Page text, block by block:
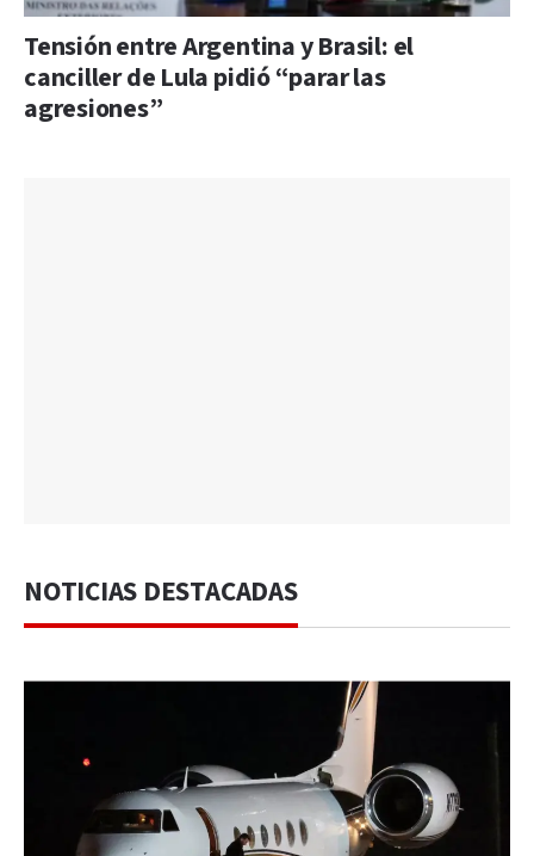
Tensión entre Argentina y Brasil: el
canciller de Lula pidió “parar las
agresiones”
NOTICIAS DESTACADAS